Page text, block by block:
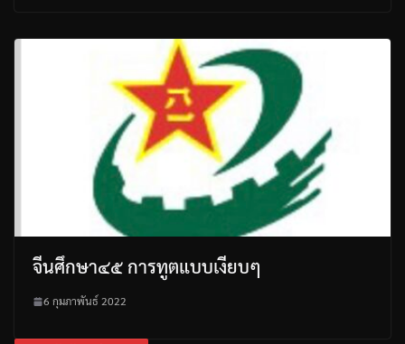
จีนศึกษา๔๕ การทูตแบบเงียบๆ
6 กุมภาพันธ์ 2022